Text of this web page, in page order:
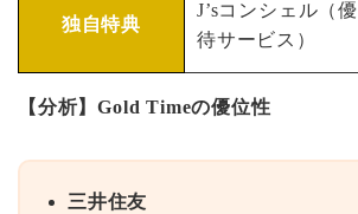
独自特典
J’sコンシェル（優
待サービス）
【分析】Gold Timeの優位性
三井住友